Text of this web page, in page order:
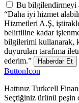
Bu bilgilendirmeyi
“Daha iyi hizmet
Hizmetleri A.Ş,
belirtiline kadar
bilgilerimi kullanarak,
duyuruları tarafıma
ederim.”
Haberdar Et
ButtonIcon
Hattınız Turkcell
Seçtiğiniz ürünü peşin